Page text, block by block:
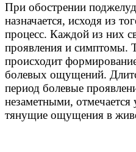
При обострении
назначается, исходя из
процесс. Каждой из них
проявления и симптомы.
происходит
болевых ощущений.
период болевые
незаметными,
тянущие ощущения в